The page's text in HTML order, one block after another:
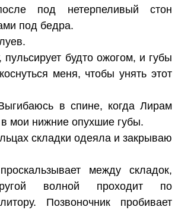
под нетерпеливый стон
под бедра.
пульсирует будто ожогом, и губы
меня, чтобы унять этот
в спине, когда Лирам
мои нижние опухшие губы.
складки одеяла и закрываю
между складок,
волной проходит по
Позвоночник пробивает